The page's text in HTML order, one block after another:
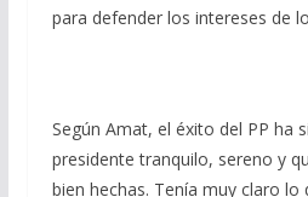
para defender los intereses de
Según Amat, el éxito del PP ha
presidente tranquilo, sereno y
bien hechas. Tenía muy claro lo